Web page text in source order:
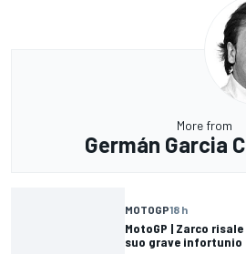
More from
Germán Garcia
MOTOGP18 h
MotoGP | Zarco
suo grave infortunio